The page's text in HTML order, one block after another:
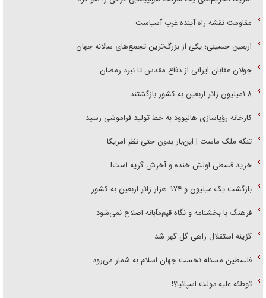
مقاومت نقشه راه آینده غرب آسیاست
اربعین حسینی؛ یکی از بزرگ‌ترین تجمع‌های سالانه جهان
جولان عقابان ایرانی از دفاع مقدس تا نبرد رمضان
۱.۸میلیون زائر اربعین به کشور بازگشتند
کارخانه رؤیاسازی هالیوود به خط تولید فراموشی رسید
تنگه ملک ماست | این‌بار بدون حتی نظر امریکا
خرید قسطی اولش خنده و آخرش گریه است!
بازگشت یک میلیون و ۹۷۴ هزار زائر اربعین به کشور
فرهنگ با بخشنامه و نگاه قیم‌مآبانه اصلاح نمی‌شود
گزینه استقلال راهی گل گهر شد
فلسطین مسئله نخست جهان اسلام به شمار می‌رود
توطئه علیه دولت اسپانیا؟!